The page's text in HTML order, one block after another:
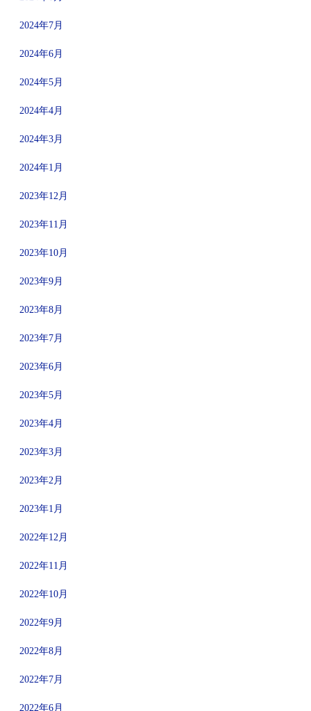
2024年7月
2024年6月
2024年5月
2024年4月
2024年3月
2024年1月
2023年12月
2023年11月
2023年10月
2023年9月
2023年8月
2023年7月
2023年6月
2023年5月
2023年4月
2023年3月
2023年2月
2023年1月
2022年12月
2022年11月
2022年10月
2022年9月
2022年8月
2022年7月
2022年6月